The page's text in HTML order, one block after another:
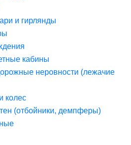
и гирлянды
кабины
неровности (лежачие
колес
(отбойники, демпферы)